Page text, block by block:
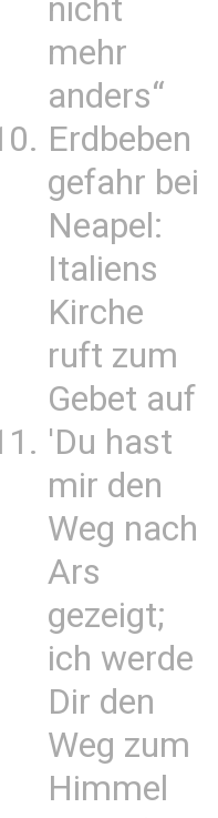
nicht
mehr
anders“
Erdbeben
gefahr bei
Neapel:
Italiens
Kirche
ruft zum
Gebet auf
'Du hast
mir den
Weg nach
Ars
gezeigt;
ich werde
Dir den
Weg zum
Himmel